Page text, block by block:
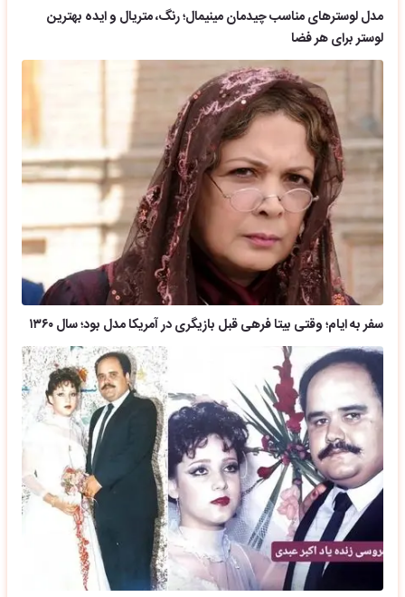
مدل لوسترهای مناسب چیدمان مینیمال؛ رنگ، متریال و ایده بهترین
لوستر برای هر فضا
سفر به ایام؛ وقتی بیتا فرهی قبل بازیگری در آمریکا مدل بود؛ سال ۱۳۶۰